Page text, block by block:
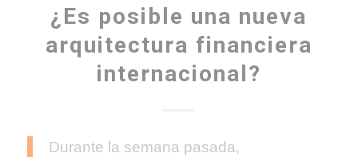
¿Es posible una nueva
arquitectura financiera
internacional?
Durante la semana pasada,